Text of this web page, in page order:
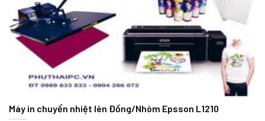
Máy in chuyển nhiệt lên Đồng/Nhôm Epsson L1210